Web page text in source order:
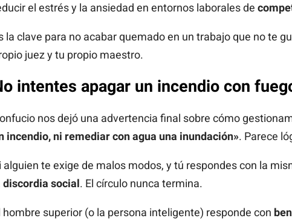
el estrés y la ansiedad en entornos laborales de
la clave para no acabar quemado en un trabajo que no te
juez y tu propio maestro.
intentes apagar un incendio con
nos dejó una advertencia final sobre cómo
incendio, ni remediar con agua una inundación». Parece
alguien te exige de malos modos, y tú respondes con la
discordia social. El círculo nunca termina.
hombre superior (o la persona inteligente) responde con